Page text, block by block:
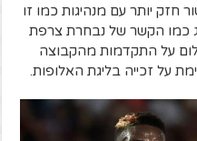
יותר עם מנהיגות כמו זו
כמו הקשר של נבחרת צרפת
על התקדמות מהקבוצה
על זכייה בליגת האלופות.